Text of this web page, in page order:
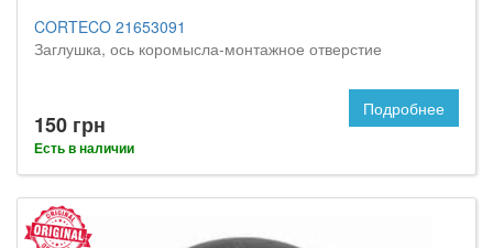
CORTECO 21653091
Заглушка, ось коромысла-монтажное отверстие
150 грн
Есть в наличии
Подробнее